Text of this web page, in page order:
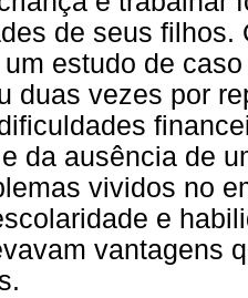
de seus filhos.
estudo de
duas vezes por
da ausência de
vividos no
e
vantagens